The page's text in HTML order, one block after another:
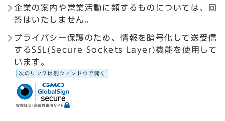
企業の案内や営業活動に類するものについては、回
答はいたしません。
プライバシー保護のため、情報を暗号化して送受信
するSSL(Secure Sockets Layer)機能を使用して
います。
次のリンクは別ウィンドウで開く